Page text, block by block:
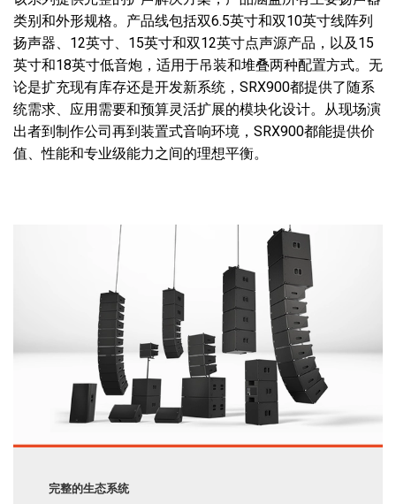
类别和外形规格。产品线包括双6.5英寸和双10英寸线阵列
扬声器、12英寸、15英寸和双12英寸点声源产品，以及15
英寸和18英寸低音炮，适用于吊装和堆叠两种配置方式。无
论是扩充现有库存还是开发新系统，SRX900都提供了随系
统需求、应用需要和预算灵活扩展的模块化设计。从现场演
出者到制作公司再到装置式音响环境，SRX900都能提供价
值、性能和专业级能力之间的理想平衡。
完整的生态系统